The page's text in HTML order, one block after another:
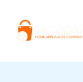
content